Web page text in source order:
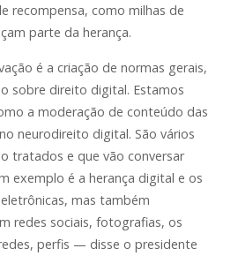
recompensa, como milhas de
parte da herança.
é a criação de normas gerais,
sobre direito digital. Estamos
a moderação de conteúdo das
neurodireito digital. São vários
tratados e que vão conversar
exemplo é a herança digital e os
mas também
redes sociais, fotografias, os
perfis — disse o presidente